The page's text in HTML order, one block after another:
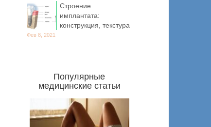
Строение
имплантата:
конструкция, текстура
Фев 8, 2021
Популярные
медицинские статьи